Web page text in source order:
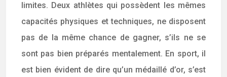
limites. Deux athlètes qui possèdent les mêmes
capacités physiques et techniques, ne disposent
pas de la même chance de gagner, s’ils ne se
sont pas bien préparés mentalement. En sport, il
est bien évident de dire qu’un médaillé d’or, s’est